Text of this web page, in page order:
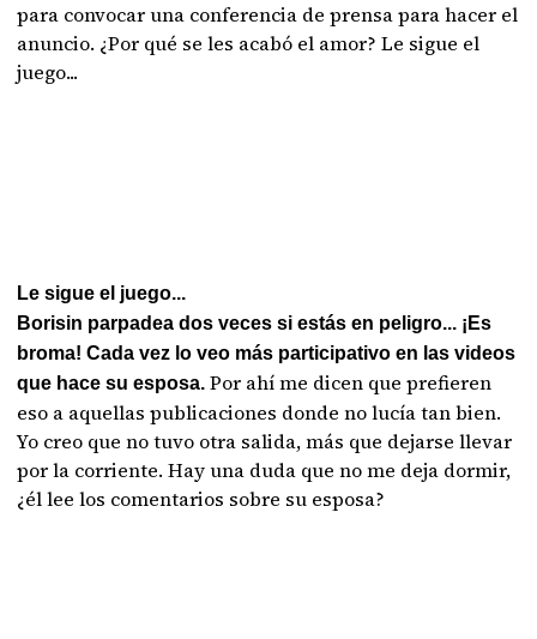
para convocar una conferencia de prensa para hacer el
anuncio. ¿Por qué se les acabó el amor? Le sigue el
juego...
Le sigue el juego...
Borisin parpadea dos veces si estás en peligro... ¡Es
broma! Cada vez lo veo más participativo en las videos
que hace su esposa.Por ahí me dicen que prefieren
eso a aquellas publicaciones donde no lucía tan bien.
Yo creo que no tuvo otra salida, más que dejarse llevar
por la corriente. Hay una duda que no me deja dormir,
¿él lee los comentarios sobre su esposa?